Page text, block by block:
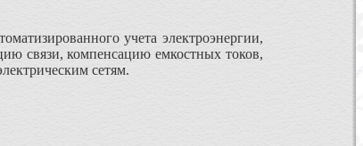
учета электроэнергии,
связи, компенсацию емкостных токов,
сетям.